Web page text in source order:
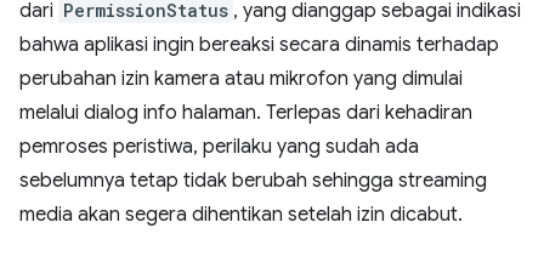
dari PermissionStatus , yang dianggap sebagai indikasi
bahwa aplikasi ingin bereaksi secara dinamis terhadap
perubahan izin kamera atau mikrofon yang dimulai
melalui dialog info halaman. Terlepas dari kehadiran
pemroses peristiwa, perilaku yang sudah ada
sebelumnya tetap tidak berubah sehingga streaming
media akan segera dihentikan setelah izin dicabut.